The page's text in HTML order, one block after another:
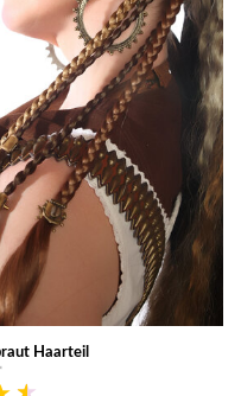
Haarteil